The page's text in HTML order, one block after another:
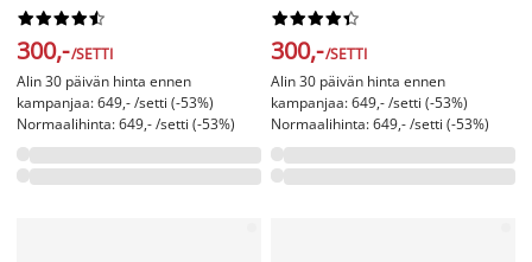






300,-/SETTI
Alin 30 päivän hinta ennen
kampanjaa: 649,- /setti (-53%)
Normaalihinta: 649,- /setti (-53%)






300,-/SETTI
Alin 30 päivän hinta ennen
kampanjaa: 649,- /setti (-53%)
Normaalihinta: 649,- /setti (-53%)